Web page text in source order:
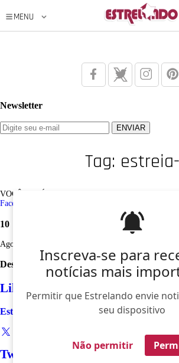
Inscreva-se para
notícias mais
Permitir que Estrelando envie
seu dispositivo
Não permitir
Newsletter
Tag: estreia-
VOCÊ ESTÁ AQUI: Tag /
Facebook
10
Ago
Desculpe, não foi encontrado nenhum
Like
Estrelando
Twitter